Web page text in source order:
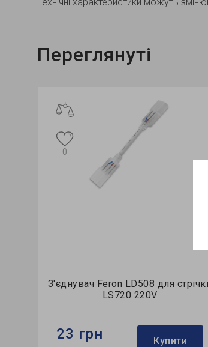
Переглянуті
З'єднувач Feron LD508 для
LS720 220V
0
23 грн Купити